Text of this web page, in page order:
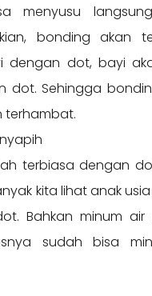
menyusu
bonding akan
dengan dot, bayi
dot. Sehingga
terhambat.
terbiasa dengan
kita lihat anak
Bahkan minum
sudah bisa